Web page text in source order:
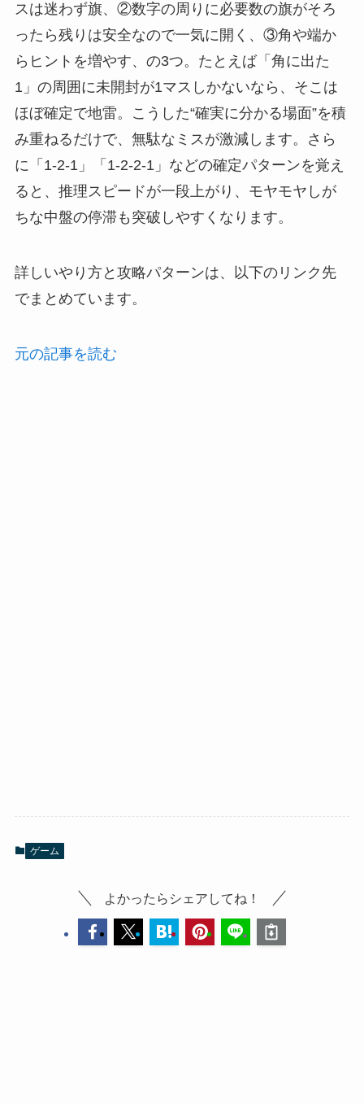
スは迷わず旗、②数字の周りに必要数の旗がそろ
ったら残りは安全なので一気に開く、③角や端か
らヒントを増やす、の3つ。たとえば「角に出た
1」の周囲に未開封が1マスしかないなら、そこは
ほぼ確定で地雷。こうした“確実に分かる場面”を積
み重ねるだけで、無駄なミスが激減します。さら
に「1-2-1」「1-2-2-1」などの確定パターンを覚え
ると、推理スピードが一段上がり、モヤモヤしが
ちな中盤の停滞も突破しやすくなります。
詳しいやり方と攻略パターンは、以下のリンク先
でまとめています。
元の記事を読む
ゲーム
よかったらシェアしてね！